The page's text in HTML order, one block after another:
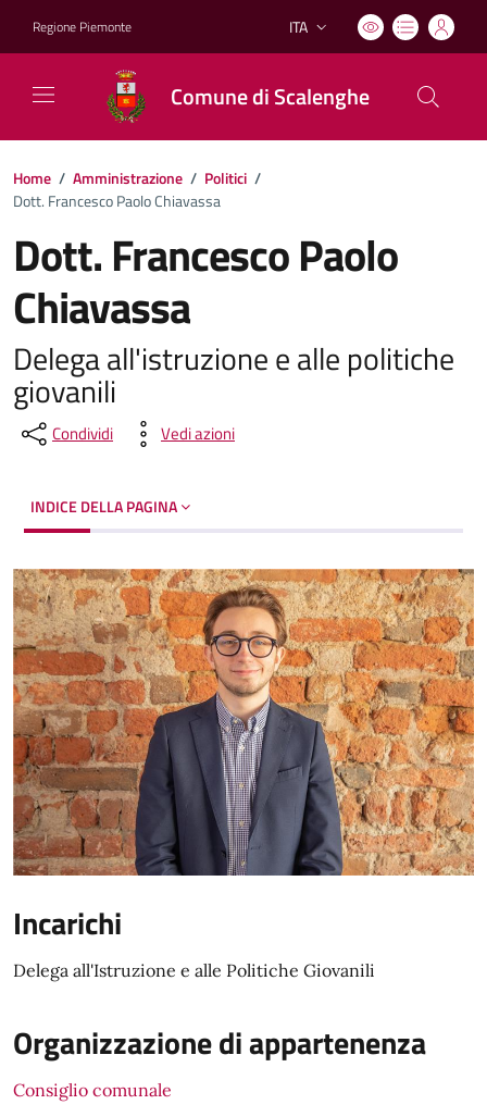
Regione Piemonte Lingua attiva:
ITA
Comune di Scalenghe
Home / Amministrazione / Politici /
Dott. Francesco Paolo Chiavassa
Dott. Francesco Paolo
Chiavassa
Delega all'istruzione e alle politiche
giovanili
Condividi Vedi azioni
INDICE DELLA PAGINA
Incarichi
Delega all'Istruzione e alle Politiche Giovanili
Organizzazione di appartenenza
Consiglio comunale